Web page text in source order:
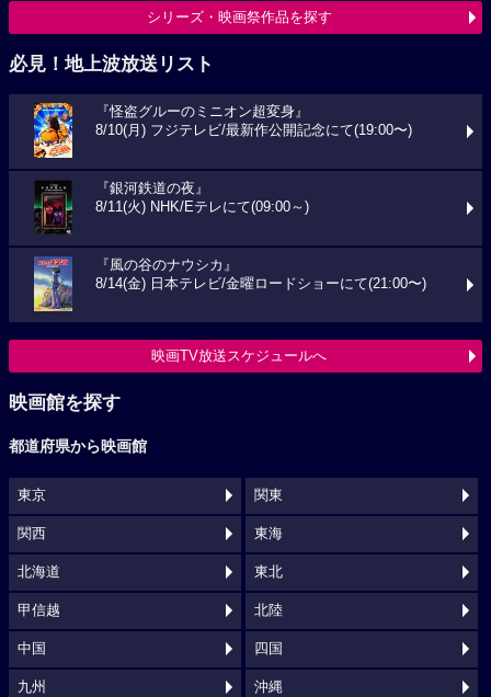
シリーズ・映画祭作品を探す
必見！地上波放送リスト
『怪盗グルーのミニオン超変身』
8/10(月) フジテレビ/最新作公開記念にて(19:00〜)
『銀河鉄道の夜』
8/11(火) NHK/Eテレにて(09:00～)
『風の谷のナウシカ』
8/14(金) 日本テレビ/金曜ロードショーにて(21:00〜)
映画TV放送スケジュールへ
映画館を探す
都道府県から映画館
東京 関東
関西 東海
北海道 東北
甲信越 北陸
中国 四国
九州 沖縄